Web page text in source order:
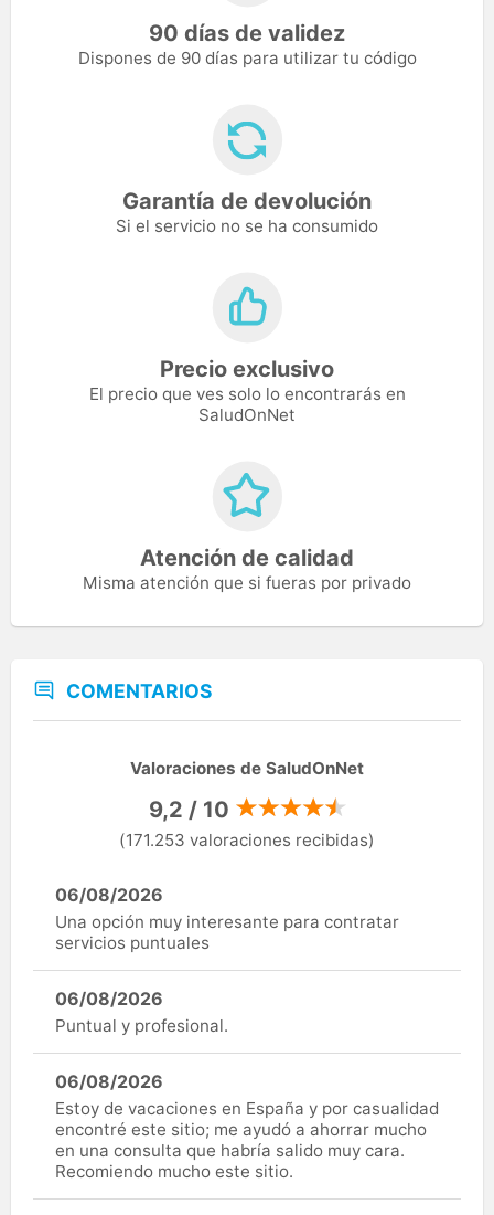
90 días de validez
Dispones de 90 días para utilizar tu código
Garantía de devolución
Si el servicio no se ha consumido
Precio exclusivo
El precio que ves solo lo encontrarás en
SaludOnNet
Atención de calidad
Misma atención que si fueras por privado
COMENTARIOS
Valoraciones de SaludOnNet
9,2 / 10
(171.253 valoraciones recibidas)
06/08/2026
Una opción muy interesante para contratar
servicios puntuales
06/08/2026
Puntual y profesional.
06/08/2026
Estoy de vacaciones en España y por casualidad
encontré este sitio; me ayudó a ahorrar mucho
en una consulta que habría salido muy cara.
Recomiendo mucho este sitio.